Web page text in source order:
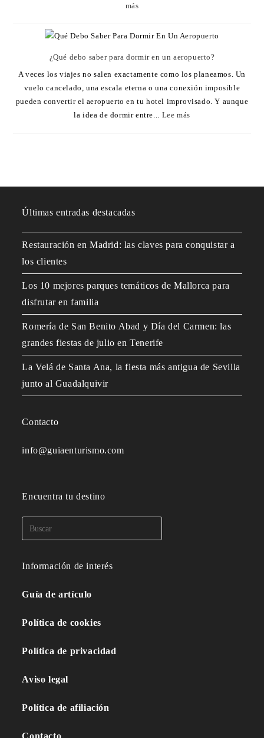
más
¿Qué debo saber para dormir en un aeropuerto?
A veces los viajes no salen exactamente como los planeamos. Un
vuelo cancelado, una escala eterna o una conexión imposible
pueden convertir el aeropuerto en tu hotel improvisado. Y aunque
la idea de dormir entre... Lee más
Últimas entradas destacadas
Restauración en Madrid: las claves para conquistar a
los clientes
Los 10 mejores parques temáticos de Mallorca para
disfrutar en familia
Romería de San Benito Abad y Día del Carmen: las
grandes fiestas de julio en Tenerife
La Velá de Santa Ana, la fiesta más antigua de Sevilla
junto al Guadalquivir
Contacto
info@guiaenturismo.com
Encuentra tu destino
Información de interés
Guía de artículo
Política de cookies
Política de privacidad
Aviso legal
Política de afiliación
Contacto